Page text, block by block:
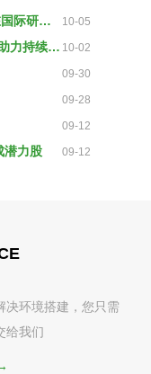
藕做的饮料想尝吗？宁波高中生这个研发在国际研讨会上获赞-浙江新闻-浙江在线 10-05
魄猛Proman能量精华饮料开启全国发售，助力持续补充能量 10-02
09-30
09-28
09-12
潜力股 09-12
决环境搭建，您只需
给我们